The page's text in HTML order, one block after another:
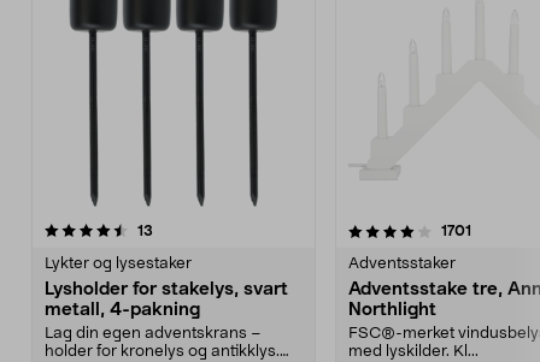
13
Lykter og lysestaker
Lysholder for stakelys, svart
metall, 4-pakning
Lag din egen adventskrans –
holder for kronelys og antikklys.
4.0 av 5 stjerner 1701
Adventsstaker
Adventsstake tre,
Northlight
FSC®-merket
med lyskilder. Kl...
4.0 av 5 stjerner